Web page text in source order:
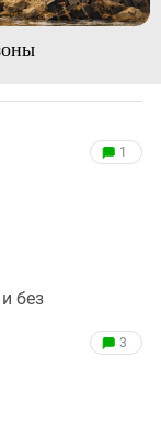
1
без
3